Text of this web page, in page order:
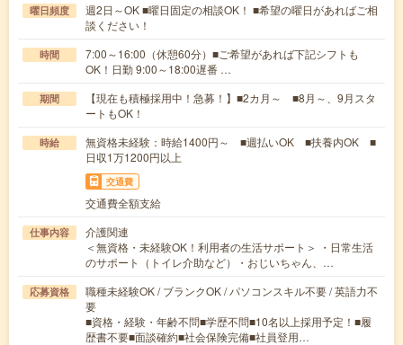
曜日頻度
週2日～OK ■曜日固定の相談OK！ ■希望の曜日があればご相
談ください！
時間
7:00～16:00（休憩60分）■ご希望があれば下記シフトも
OK！日勤 9:00～18:00遅番 …
期間
【現在も積極採用中！急募！】■2カ月～ ■8月～、9月スタ
ートもOK！
時給
無資格未経験：時給1400円～ ■週払いOK ■扶養内OK ■
日収1万1200円以上
交通費
交通費全額支給
仕事内容
介護関連
＜無資格・未経験OK！利用者の生活サポート＞ ・日常生活
のサポート（トイレ介助など）・おじいちゃん、…
応募資格
職種未経験OK / ブランクOK / パソコンスキル不要 / 英語力不
要
■資格・経験・年齢不問■学歴不問■10名以上採用予定！■履
歴書不要■面談確約■社会保険完備■社員登用…